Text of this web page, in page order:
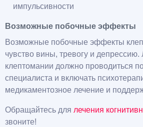
импульсивности
Возможные побочные эффекты
Возможные побочные эффекты
чувство вины, тревогу и депрессию.
клептомании должно проводиться
специалиста и включать
медикаментозное лечение и
Обращайтесь для лечения
звоните!